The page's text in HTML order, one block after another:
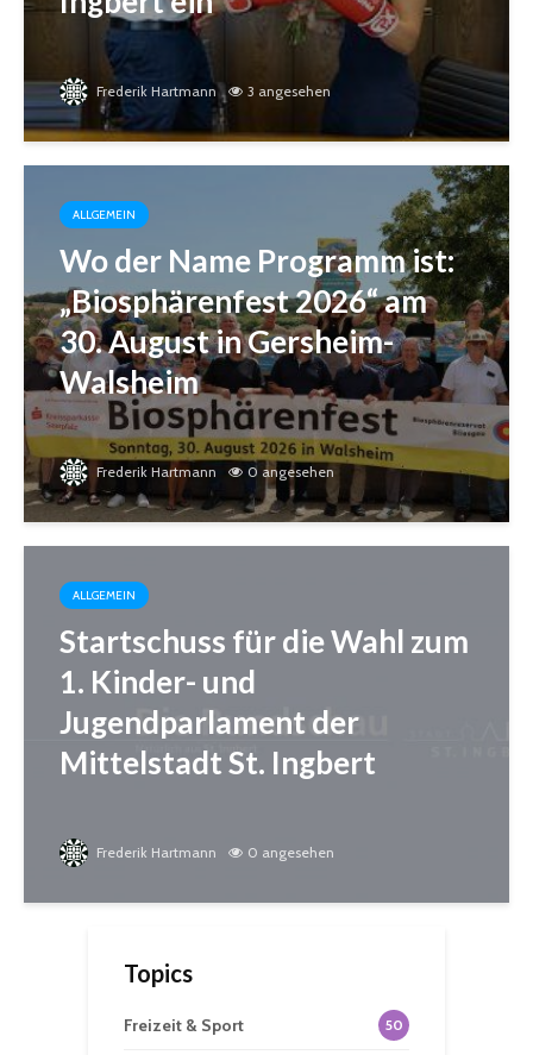
Frederik Hartmann 3 angesehen
ALLGEMEIN
Wo der Name Programm ist:
„Biosphärenfest 2026“ am
30. August in Gersheim-
Walsheim
Frederik Hartmann 0 angesehen
ALLGEMEIN
Startschuss für die Wahl zum
1. Kinder- und
Jugendparlament der
Mittelstadt St. Ingbert
Frederik Hartmann 0 angesehen
Topics
Freizeit & Sport 50